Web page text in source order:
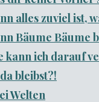
alles zuviel ist,
Bäume Bäume
kann ich darauf
bleibst?!
Welten